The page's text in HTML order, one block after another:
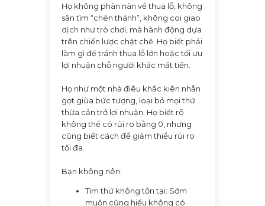
Họ không phàn nàn về thua lỗ, không
săn tìm “chén thánh”, không coi giao
dịch như trò chơi, mà hành động dựa
trên chiến lược chặt chẽ. Họ biết phải
làm gì để tránh thua lỗ lớn hoặc tối ưu
lợi nhuận chỗ người khác mất tiền.
Họ như một nhà điêu khắc kiên nhẫn
gọt giũa bức tượng, loại bỏ mọi thứ
thừa cản trở lợi nhuận. Họ biết rõ
không thể có rủi ro bằng 0, nhưng
cũng biết cách để giảm thiểu rủi ro
tối đa.
Bạn không nên:
Tìm thứ không tồn tại: Sớm
muộn cũng hiểu không có